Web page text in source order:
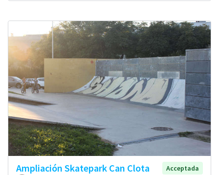
Ampliación Skatepark Can Clota
Acceptada